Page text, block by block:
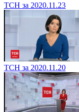
ТСН за 2020.11.23
ТСН за 2020.11.20